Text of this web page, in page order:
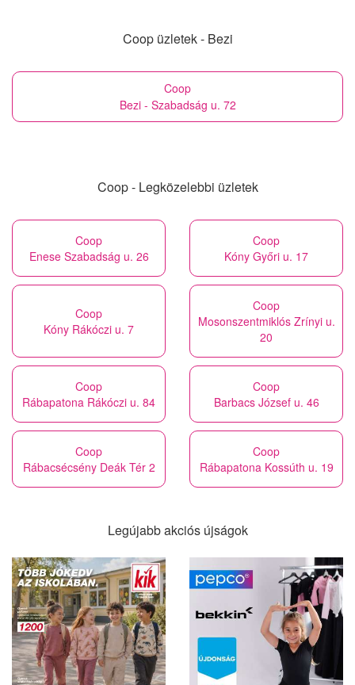
Coop üzletek - Bezi
Coop
Bezi - Szabadság u. 72
Coop - Legközelebbi üzletek
Coop
Enese Szabadság u. 26
Coop
Kóny Győri u. 17
Coop
Kóny Rákóczi u. 7
Coop
Mosonszentmiklós Zrínyi u.
20
Coop
Rábapatona Rákóczi u. 84
Coop
Barbacs József u. 46
Coop
Rábacsécsény Deák Tér 2
Coop
Rábapatona Kossúth u. 19
Legújabb akciós újságok